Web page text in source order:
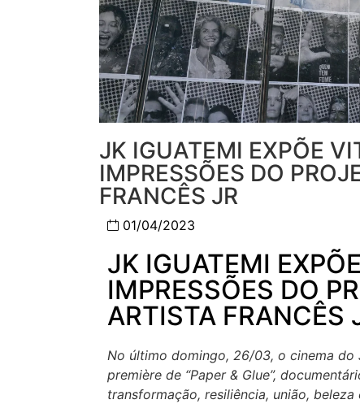
JK IGUATEMI EXPÕE
IMPRESSÕES DO
FRANCÊS JR
01/04/2023
JK IGUATEMI
IMPRESSÕES DO
ARTISTA FRANCÊS
No último domingo, 26/03, o cinema
première de “Paper & Glue”,
transformação, resiliência, união, beleza